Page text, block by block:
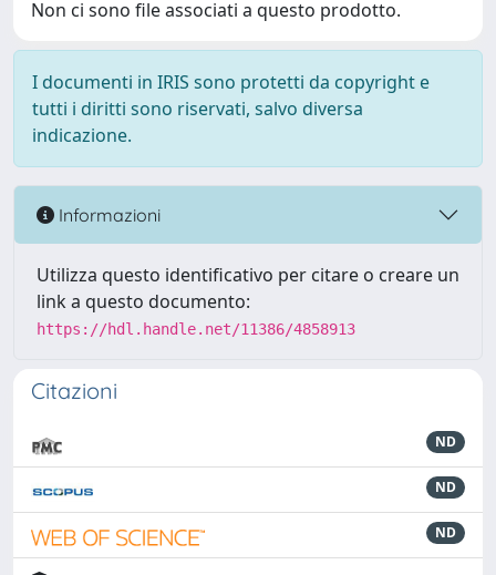
Non ci sono file associati a questo prodotto.
I documenti in IRIS sono protetti da copyright e
tutti i diritti sono riservati, salvo diversa
indicazione.
Informazioni
Utilizza questo identificativo per citare o creare un
link a questo documento:
https://hdl.handle.net/11386/4858913
Citazioni
ND
ND
ND